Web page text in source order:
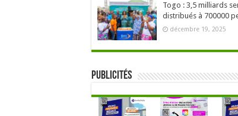
Togo : 3,5 milliards
distribués à 700000
décembre 19, 2025
Publicités